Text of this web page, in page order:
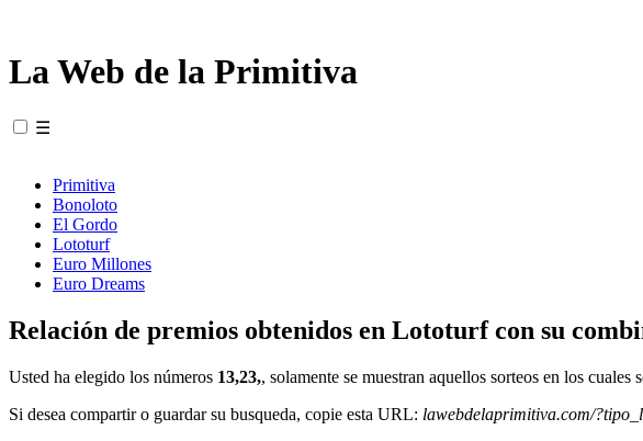
La Web de la Primitiva
☰
Primitiva
Bonoloto
El Gordo
Lototurf
Euro Millones
Euro Dreams
Relación de premios obtenidos en Lototurf con su
Usted ha elegido los números 13,23,, solamente se muestran aquellos sorteos en los cuales
Si desea compartir o guardar su busqueda, copie esta URL: lawebdelaprimitiva.com/